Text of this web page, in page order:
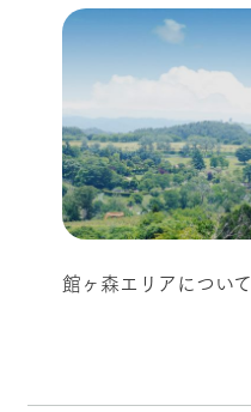
館ヶ森エリアについて